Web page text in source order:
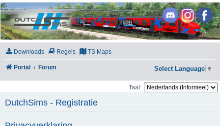
DutchSims
Downloads Regels TS Maps
Portal Forum Select Language ▼
Taal:
DutchSims - Registratie